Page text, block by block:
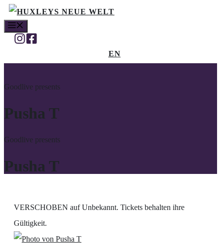
Zum
Inhalt
springen
EN
Goodlive presents
Pusha T
Goodlive presents
Pusha T
VERSCHOBEN auf Unbekannt. Tickets behalten ihre
Gültigkeit.